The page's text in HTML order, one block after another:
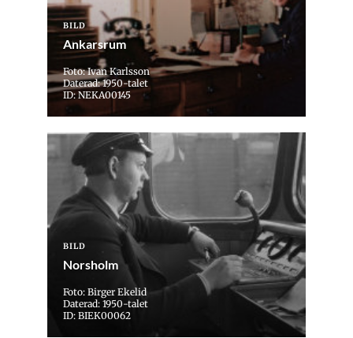
BILD
Ankarsrum
Foto: Ivan Karlsson
Daterad: 1950-talet
ID: NEKA00145
BILD
Norsholm
Foto: Birger Ekelid
Daterad: 1950-talet
ID: BIEK00062